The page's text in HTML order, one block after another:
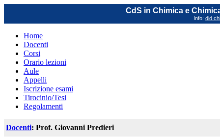
CdS in Chimica e
Info:
Home
Docenti
Corsi
Orario lezioni
Aule
Appelli
Iscrizione esami
Tirocinio/Tesi
Regolamenti
Docenti: Prof. Giovanni Predieri